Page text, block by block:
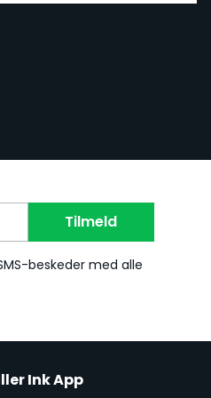
Tilmeld
beskeder med alle
Ink App